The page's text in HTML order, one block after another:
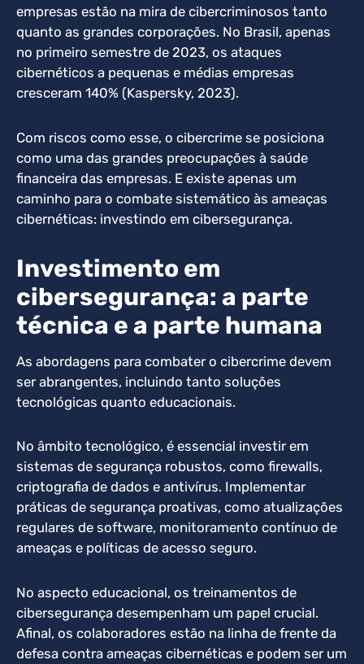
empresas estão na mira de cibercriminosos tanto
quanto as grandes corporações. No Brasil, apenas
no primeiro semestre de 2023, os ataques
cibernéticos a pequenas e médias empresas
cresceram 140% (Kaspersky, 2023).
Com riscos como esse, o cibercrime se posiciona
como uma das grandes preocupações à saúde
financeira das empresas. E existe apenas um
caminho para o combate sistemático às ameaças
cibernéticas: investindo em cibersegurança.
Investimento em
cibersegurança: a parte
técnica e a parte humana
As abordagens para combater o cibercrime devem
ser abrangentes, incluindo tanto soluções
tecnológicas quanto educacionais.
No âmbito tecnológico, é essencial investir em
sistemas de segurança robustos, como firewalls,
criptografia de dados e antivírus. Implementar
práticas de segurança proativas, como atualizações
regulares de software, monitoramento contínuo de
ameaças e políticas de acesso seguro.
No aspecto educacional, os treinamentos de
cibersegurança desempenham um papel crucial.
Afinal, os colaboradores estão na linha de frente da
defesa contra ameaças cibernéticas e podem ser um